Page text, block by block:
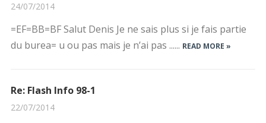
24/07/2014
=EF=BB=BF Salut Denis Je ne sais plus si je fais partie
du burea= u ou pas mais je n’ai pas ...... READ MORE »
Re: Flash Info 98-1
22/07/2014